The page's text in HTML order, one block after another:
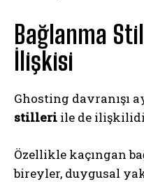
Bağlanma
İlişkisi
Ghosting davranışı
stilleri ile de
Özellikle kaçıngan
bireyler, duygusal